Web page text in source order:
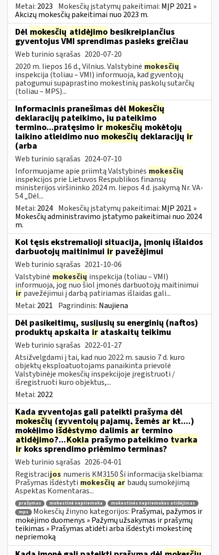
Metai: 2023 Mokesčių įstatymų pakeitimai: MĮP 2021 »
Akcizų mokesčių pakeitimai nuo 2023 m.
Dėl mokesčių atidėjimo besikreipiančius
gyventojus VMI sprendimas pasieks greičiau
Web turinio sąrašas 2020-07-20
2020 m. liepos 16 d., Vilnius. Valstybinė mokesčių
inspekcija (toliau – VMI) informuoja, kad gyventojų
patogumui supaprastino mokestinių paskolų sutarčių
(toliau – MPS)...
Informacinis pranešimas dėl Mokesčių
deklaracijų pateikimo, jų pateikimo
termino...pratęsimo ir mokesčių mokėtojų
laikino atleidimo nuomokesčiųdeklaracijų ir
(arba
Web turinio sąrašas 2024-07-10
Informuojame apie priimtą Valstybinės mokesčių
inspekcijos prie Lietuvos Respublikos finansų
ministerijos viršininko 2024 m. liepos 4 d. įsakymą Nr. VA-
54 „Dėl...
Metai: 2024 Mokesčių įstatymų pakeitimai: MĮP 2021 »
Mokesčių administravimo įstatymo pakeitimai nuo 2024
m.
Kol tęsis ekstremalioji situacija, įmonių išlaidos
darbuotojų maitinimui ir pavežėjimui
Web turinio sąrašas 2021-10-06
Valstybinė mokesčių inspekcija (toliau – VMI)
informuoja, jog nuo šiol įmonės darbuotojų maitinimui
ir pavežėjimui į darbą patiriamas išlaidas gali...
Metai: 2021 Pagrindinis: Naujiena
Dėl pasikeitimų, susijusių su energinių (naftos)
produktų apskaita ir ataskaitų teikimu
Web turinio sąrašas 2022-01-27
Atsižvelgdami į tai, kad nuo 2022 m. sausio 7 d. kuro
objektų eksploatuotojams panaikinta prievolė
Valstybinėje mokesčių inspekcijoje įregistruoti /
išregistruoti kuro objektus,...
Metai: 2022
Kada gyventojas gali pateikti prašymą dėl
mokesčių (gyventojų pajamų, žemės ar kt....)
mokėjimo išdėstymo dalimis ar termino
atidėjimo?...Kokiaprašymo pateikimo tvarka
irkoks sprendimo priėmimo terminas?
Web turinio sąrašas 2026-04-01
Registracijos numeris KM3150 Ši informacija skelbiama:
Prašymas išdėstyti mokesčių ar baudų sumokėjimą
Aspektas Komentaras...
prašymas mokestinė nepriemoka
mokestinės nepriemokos atidėjimas
mps
Mokesčių žinyno kategorijos: Prašymai, pažymos ir
mokėjimo duomenys » Pažymų užsakymas ir prašymų
teikimas » Prašymas atidėti arba išdėstyti mokestinę
nepriemoką